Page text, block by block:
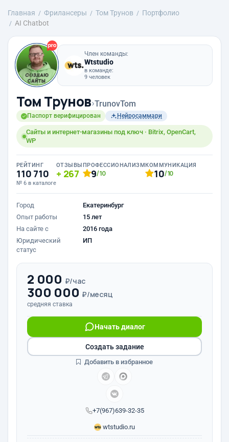
Главная Фрилансеры Том Трунов
Портфолио
AI Chatbot
Член команды:
Wtstudio
в команде:
9 человек
Том Трунов›TrunovTom
Паспорт верифицирован Нейросаммари
Сайты и интернет-магазины под ключ · Bitrix, OpenCart,
WP
РЕЙТИНГ
110 710
№ 6 в каталоге
ОТЗЫВЫ
267
ПРОФЕССИОНАЛИЗМ
9/10
КОММУНИКАЦИЯ
10/10
Город
Екатеринбург
Опыт работы
15 лет
На сайте с
2016 года
Юридический
статус
ИП
2 000 ₽/час
300 000 ₽/месяц
средняя ставка
+7(967)639-32-35
Начать диалог
wtstudio.ru
Создать задание
Добавить в избранное